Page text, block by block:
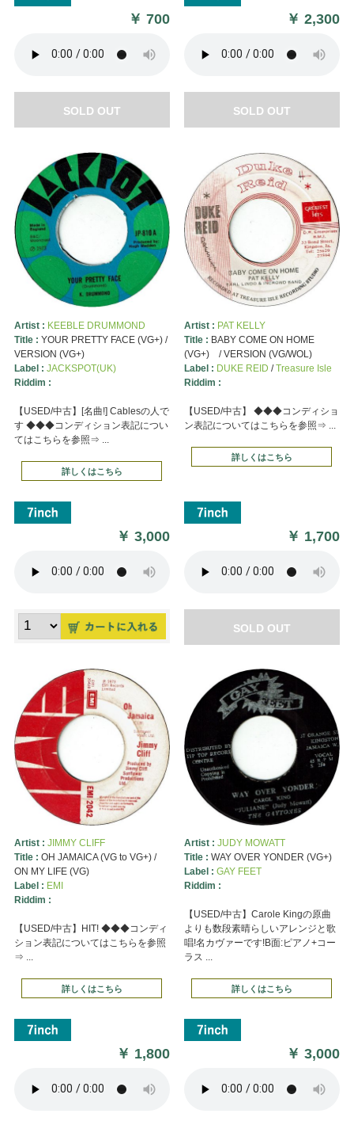
￥700
SOLD OUT
￥2,300
SOLD OUT
Artist : KEEBLE DRUMMOND
Title : YOUR PRETTY FACE (VG+) /
VERSION (VG+)
Label : JACKSPOT(UK)
Riddim :
【USED/中古】[名曲!] Cablesの人で
す ◆◆◆コンディション表記につい
てはこちらを参照⇒ ...
詳しくはこちら
￥3,000
Artist : PAT KELLY
Title : BABY COME ON HOME
(VG+) / VERSION (VG/WOL)
Label : DUKE REID /Treasure Isle
Riddim :
【USED/中古】 ◆◆◆コンディショ
ン表記についてはこちらを参照⇒ ...
詳しくはこちら
￥ 1,700
SOLD OUT
Artist : JIMMY CLIFF
Title : OH JAMAICA (VG to VG+) /
ON MY LIFE (VG)
Label : EMI
Riddim :
【USED/中古】HIT! ◆◆◆コンディ
ション表記についてはこちらを参照
⇒ ...
詳しくはこちら
￥ 1,800
Artist : JUDY MOWATT
Title : WAY OVER YONDER (VG+)
Label : GAY FEET
Riddim :
【USED/中古】Carole Kingの原曲
よりも数段素晴らしいアレンジと歌
唱!名カヴァーです!B面:ピアノ+コー
ラス ...
詳しくはこちら
￥3,000